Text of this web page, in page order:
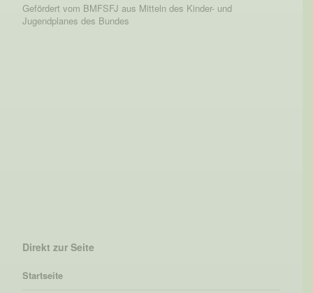
Gefördert vom BMFSFJ aus Mitteln des Kinder- und
Jugendplanes des Bundes
Direkt zur Seite
Startseite